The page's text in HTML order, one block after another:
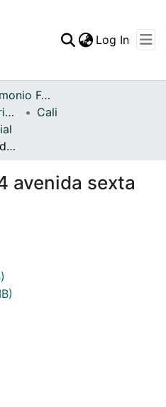
Statistics
Log In
Archivo del Patrimonio Fotográfico y Fílmico del Valle del Cauca
Fondo Fotográfico Diario Occidente
Cali
Almacenes La 14 avenida sexta
avenida sexta